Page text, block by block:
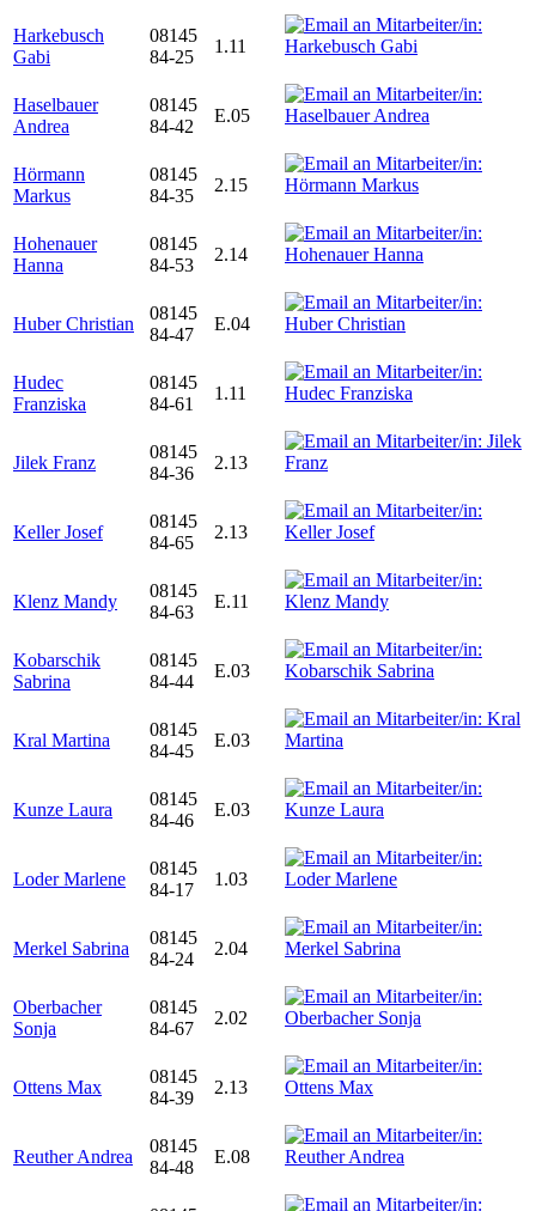
Harkebusch
Gabi
08145
84-25
1.11
Haselbauer
Andrea
08145
84-42
E.05
Hörmann
Markus
08145
84-35
2.15
Hohenauer
Hanna
08145
84-53
2.14
Huber Christian
08145
84-47
E.04
Hudec
Franziska
08145
84-61
1.11
Jilek Franz
08145
84-36
2.13
Keller Josef
08145
84-65
2.13
Klenz Mandy
08145
84-63
E.11
Kobarschik
Sabrina
08145
84-44
E.03
Kral Martina
08145
84-45
E.03
Kunze Laura
08145
84-46
E.03
Loder Marlene
08145
84-17
1.03
Merkel Sabrina
08145
84-24
2.04
Oberbacher
Sonja
08145
84-67
2.02
Ottens Max
08145
84-39
2.13
Reuther Andrea
08145
84-48
E.08